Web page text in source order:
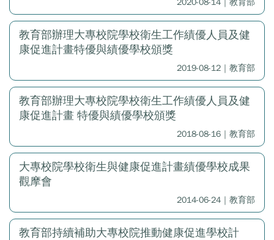
2020-08-14｜教育部
教育部辦理大專校院學校衛生工作績優人員及健
康促進計畫特優與績優學校頒獎
2019-08-12｜教育部
教育部辦理大專校院學校衛生工作績優人員及健
康促進計畫 特優與績優學校頒獎
2018-08-16｜教育部
大專校院學校衛生與健康促進計畫績優學校成果
觀摩會
2014-06-24｜教育部
教育部持續補助大專校院推動健康促進學校計